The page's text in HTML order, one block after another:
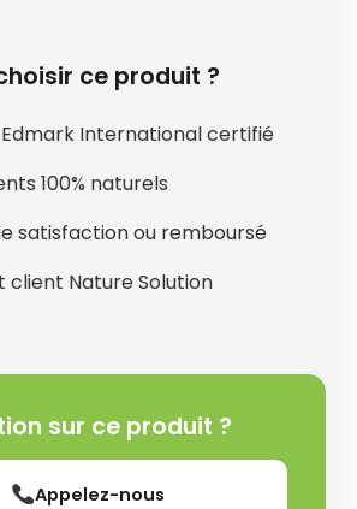
ce produit ?
International certifié
100% naturels
satisfaction ou remboursé
client Nature Solution
sur ce produit ?
Appelez-nous